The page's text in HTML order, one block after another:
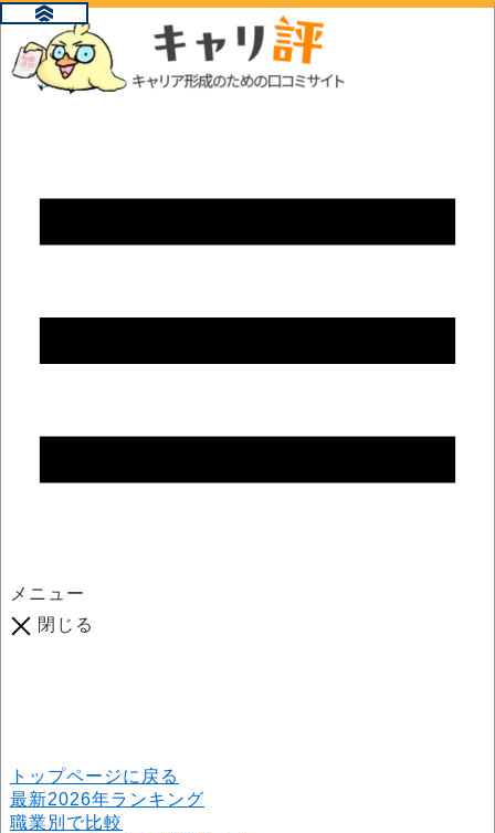
メニュー
閉じる
トップページに戻る
最新2026年ランキング
職業別で比較